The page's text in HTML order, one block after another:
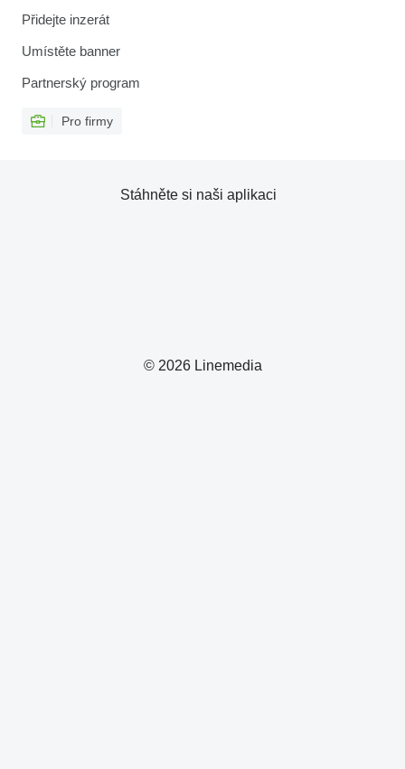
Přidejte inzerát
Umístěte banner
Partnerský program
Pro firmy
© 2026 Linemedia
Stáhněte si naši aplikaci